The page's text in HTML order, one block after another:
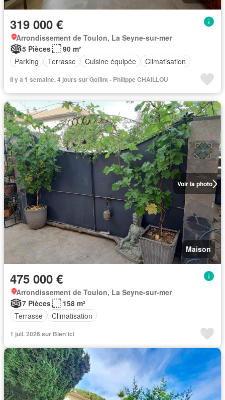
319 000 €
Arrondissement de Toulon, La Seyne-sur-mer
5 Pièces
90 m²
Parking
Terrasse Cuisine équipée Climatisation
Il y a 1 semaine, 4 jours sur Goflint - Philippe CHAILLOU
Voir la photo
Maison
475 000 €
Arrondissement de Toulon, La Seyne-sur-mer
7 Pièces
158 m²
Terrasse
Climatisation
1 juil. 2026 sur Bien´ici